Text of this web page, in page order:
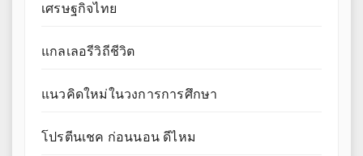
เศรษฐกิจไทย
แกลเลอรีวิถีชีวิต
แนวคิดใหม่ในวงการการศึกษา
โปรตีนเชค ก่อนนอน ดีไหม